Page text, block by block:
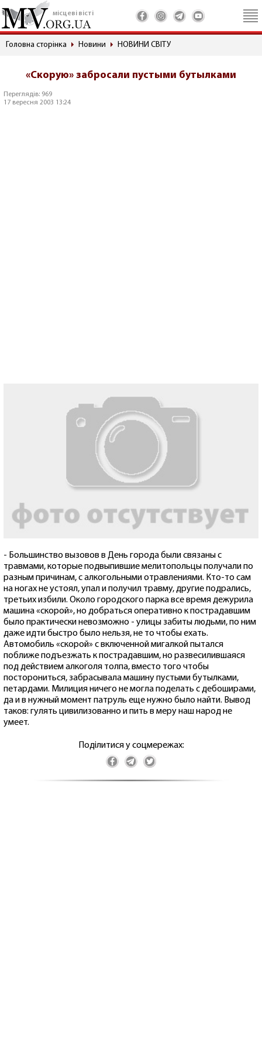
місцеві вісті
Головна сторінка Новини НОВИНИ СВІТУ
«Скорую» забросали пустыми бутылками
Переглядів: 969
17 вересня 2003 13:24
- Большинство вызовов в День города были связаны с
травмами, которые подвыпившие мелитопольцы получали по
разным причинам, с алкогольными отравлениями. Кто-то сам
на ногах не устоял, упал и получил травму, другие подрались,
третьих избили. Около городского парка все время дежурила
машина «скорой», но добраться оперативно к пострадавшим
было практически невозможно - улицы забиты людьми, по ним
даже идти быстро было нельзя, не то чтобы ехать.
Автомобиль «скорой» с включенной мигалкой пытался
поближе подъезжать к пострадавшим, но развесилившаяся
под действием алкоголя толпа, вместо того чтобы
посторониться, забрасывала машину пустыми бутылками,
петардами. Милиция ничего не могла поделать с дебоширами,
да и в нужный момент патруль еще нужно было найти. Вывод
таков: гулять цивилизованно и пить в меру наш народ не
умеет.
Поділитися у соцмережах: